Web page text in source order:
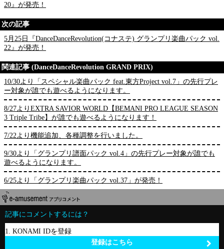
20』が発売！
次の記事
5月25日『DanceDanceRevolution(コナステ) グランプリ楽曲パック vol.
22』が発売！
関連記事 (DanceDanceRevolution GRAND PRIX)
10/30より「スペシャル楽曲パック feat.東方Project vol.7」の先行プレ
ー対象が誰でも遊べるようになります。
8/27よりEXTRA SAVIOR WORLD【BEMANI PRO LEAGUE SEASON
3 Triple Tribe】が誰でも遊べるようになります！
7/22より機能追加、各種調整を行いました。
9/30より「グランプリ譜面パック vol.4」の先行プレー対象が誰でも
遊べるようになります。
6/25より「グランプリ楽曲パック vol.37」が発売！
記事にコメントするには？
1. KONAMI IDを登録
登録はこちら